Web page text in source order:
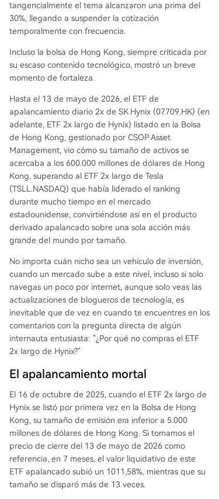
tangencialmente el tema alcanzaron una prima del
30%, llegando a suspender la cotización
temporalmente con frecuencia.
Incluso la bolsa de Hong Kong, siempre criticada por
su escaso contenido tecnológico, mostró un breve
momento de fortaleza.
Hasta el 13 de mayo de 2026, el ETF de
apalancamiento diario 2x de SK Hynix (07709.HK) (en
adelante, ETF 2x largo de Hynix) listado en la Bolsa
de Hong Kong, gestionado por CSOP Asset
Management, vio cómo su tamaño de activos se
acercaba a los 600.000 millones de dólares de Hong
Kong, superando al ETF 2x largo de Tesla
(TSLL.NASDAQ) que había liderado el ranking
durante mucho tiempo en el mercado
estadounidense, convirtiéndose así en el producto
derivado apalancado sobre una sola acción más
grande del mundo por tamaño.
No importa cuán nicho sea un vehículo de inversión,
cuando un mercado sube a este nivel, incluso si solo
navegas un poco por internet, aunque solo veas las
actualizaciones de blogueros de tecnología, es
inevitable que de vez en cuando te encuentres en los
comentarios con la pregunta directa de algún
internauta entusiasta: "¿Por qué no compras el ETF
2x largo de Hynix?"
El apalancamiento mortal
El 16 de octubre de 2025, cuando el ETF 2x largo de
Hynix se listó por primera vez en la Bolsa de Hong
Kong, su tamaño de emisión era inferior a 5.000
millones de dólares de Hong Kong. Si tomamos el
precio de cierre del 13 de mayo de 2026 como
referencia, en 7 meses, el valor liquidativo de este
ETF apalancado subió un 1011,58%, mientras que su
tamaño se disparó más de 13 veces.